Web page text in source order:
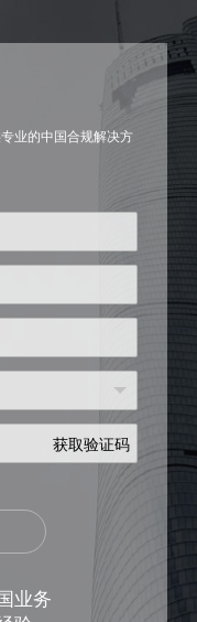
业的中国合规解决方
获取验证码
业务